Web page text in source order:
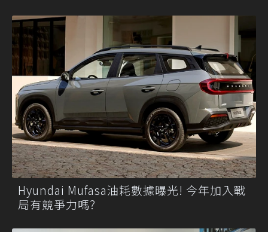
Hyundai Mufasa油耗數據曝光! 今年加入戰
局有競爭力嗎?